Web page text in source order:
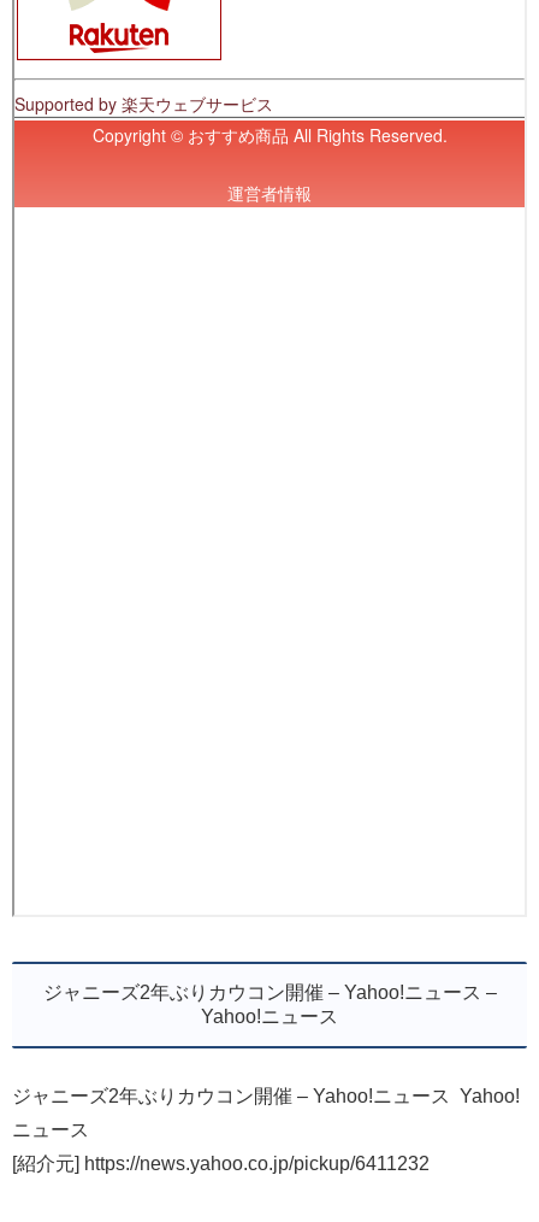
ジャニーズ2年ぶりカウコン開催 – Yahoo!ニュース –
Yahoo!ニュース
ジャニーズ2年ぶりカウコン開催 – Yahoo!ニュース Yahoo!
ニュース
[紹介元] https://news.yahoo.co.jp/pickup/6411232